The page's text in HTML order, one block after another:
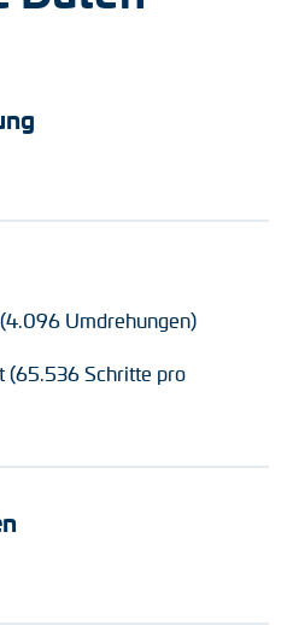
Umdrehungen)
(65.536 Schritte pro